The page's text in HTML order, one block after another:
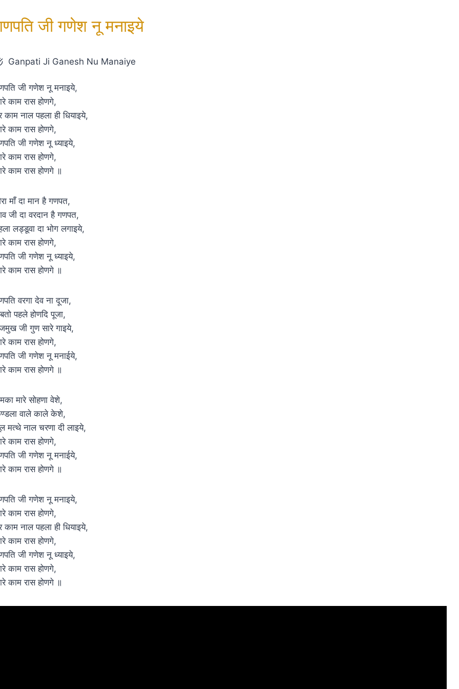
जी गणेश नू मनाइये
Ganpati Ji Ganesh Nu Manaiye
जी गणेश नू मनाइये,
काम रास होणगे,
काम नाल पहला ही धियाइये,
काम रास होणगे,
जी गणेश नू ध्याइये,
काम रास होणगे,
काम रास होणगे ॥
माँ दा मान है गणपत,
जी दा वरदान है गणपत,
लड्डूवा दा भोग लगाइये,
काम रास होणगे,
जी गणेश नू ध्याइये,
काम रास होणगे ॥
वरगा देव ना दूजा,
पहले होणदि पूजा,
जी गुण सारे गाइये,
काम रास होणगे,
जी गणेश नू मनाईये,
काम रास होणगे ॥
मारे सोहणा वेशे,
वाले काले केशे,
मत्थे नाल चरणा दी लाइये,
काम रास होणगे,
जी गणेश नू मनाईये,
काम रास होणगे ॥
जी गणेश नू मनाइये,
काम रास होणगे,
काम नाल पहला ही धियाइये,
काम रास होणगे,
जी गणेश नू ध्याइये,
काम रास होणगे,
काम रास होणगे ॥